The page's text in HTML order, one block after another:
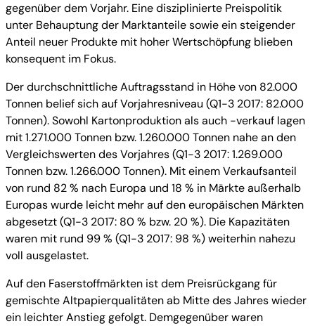
gegenüber dem Vorjahr. Eine disziplinierte Preispolitik
unter Behauptung der Marktanteile sowie ein steigender
Anteil neuer Produkte mit hoher Wertschöpfung blieben
konsequent im Fokus.
Der durchschnittliche Auftragsstand in Höhe von 82.000
Tonnen belief sich auf Vorjahresniveau (Q1-3 2017: 82.000
Tonnen). Sowohl Kartonproduktion als auch -verkauf lagen
mit 1.271.000 Tonnen bzw. 1.260.000 Tonnen nahe an den
Vergleichswerten des Vorjahres (Q1-3 2017: 1.269.000
Tonnen bzw. 1.266.000 Tonnen). Mit einem Verkaufsanteil
von rund 82 % nach Europa und 18 % in Märkte außerhalb
Europas wurde leicht mehr auf den europäischen Märkten
abgesetzt (Q1-3 2017: 80 % bzw. 20 %). Die Kapazitäten
waren mit rund 99 % (Q1-3 2017: 98 %) weiterhin nahezu
voll ausgelastet.
Auf den Faserstoffmärkten ist dem Preisrückgang für
gemischte Altpapierqualitäten ab Mitte des Jahres wieder
ein leichter Anstieg gefolgt. Demgegenüber waren